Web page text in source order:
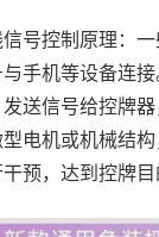
号控制原理：
手机等设备连
送信号给控牌
电机或机械结构
预，达到控牌目